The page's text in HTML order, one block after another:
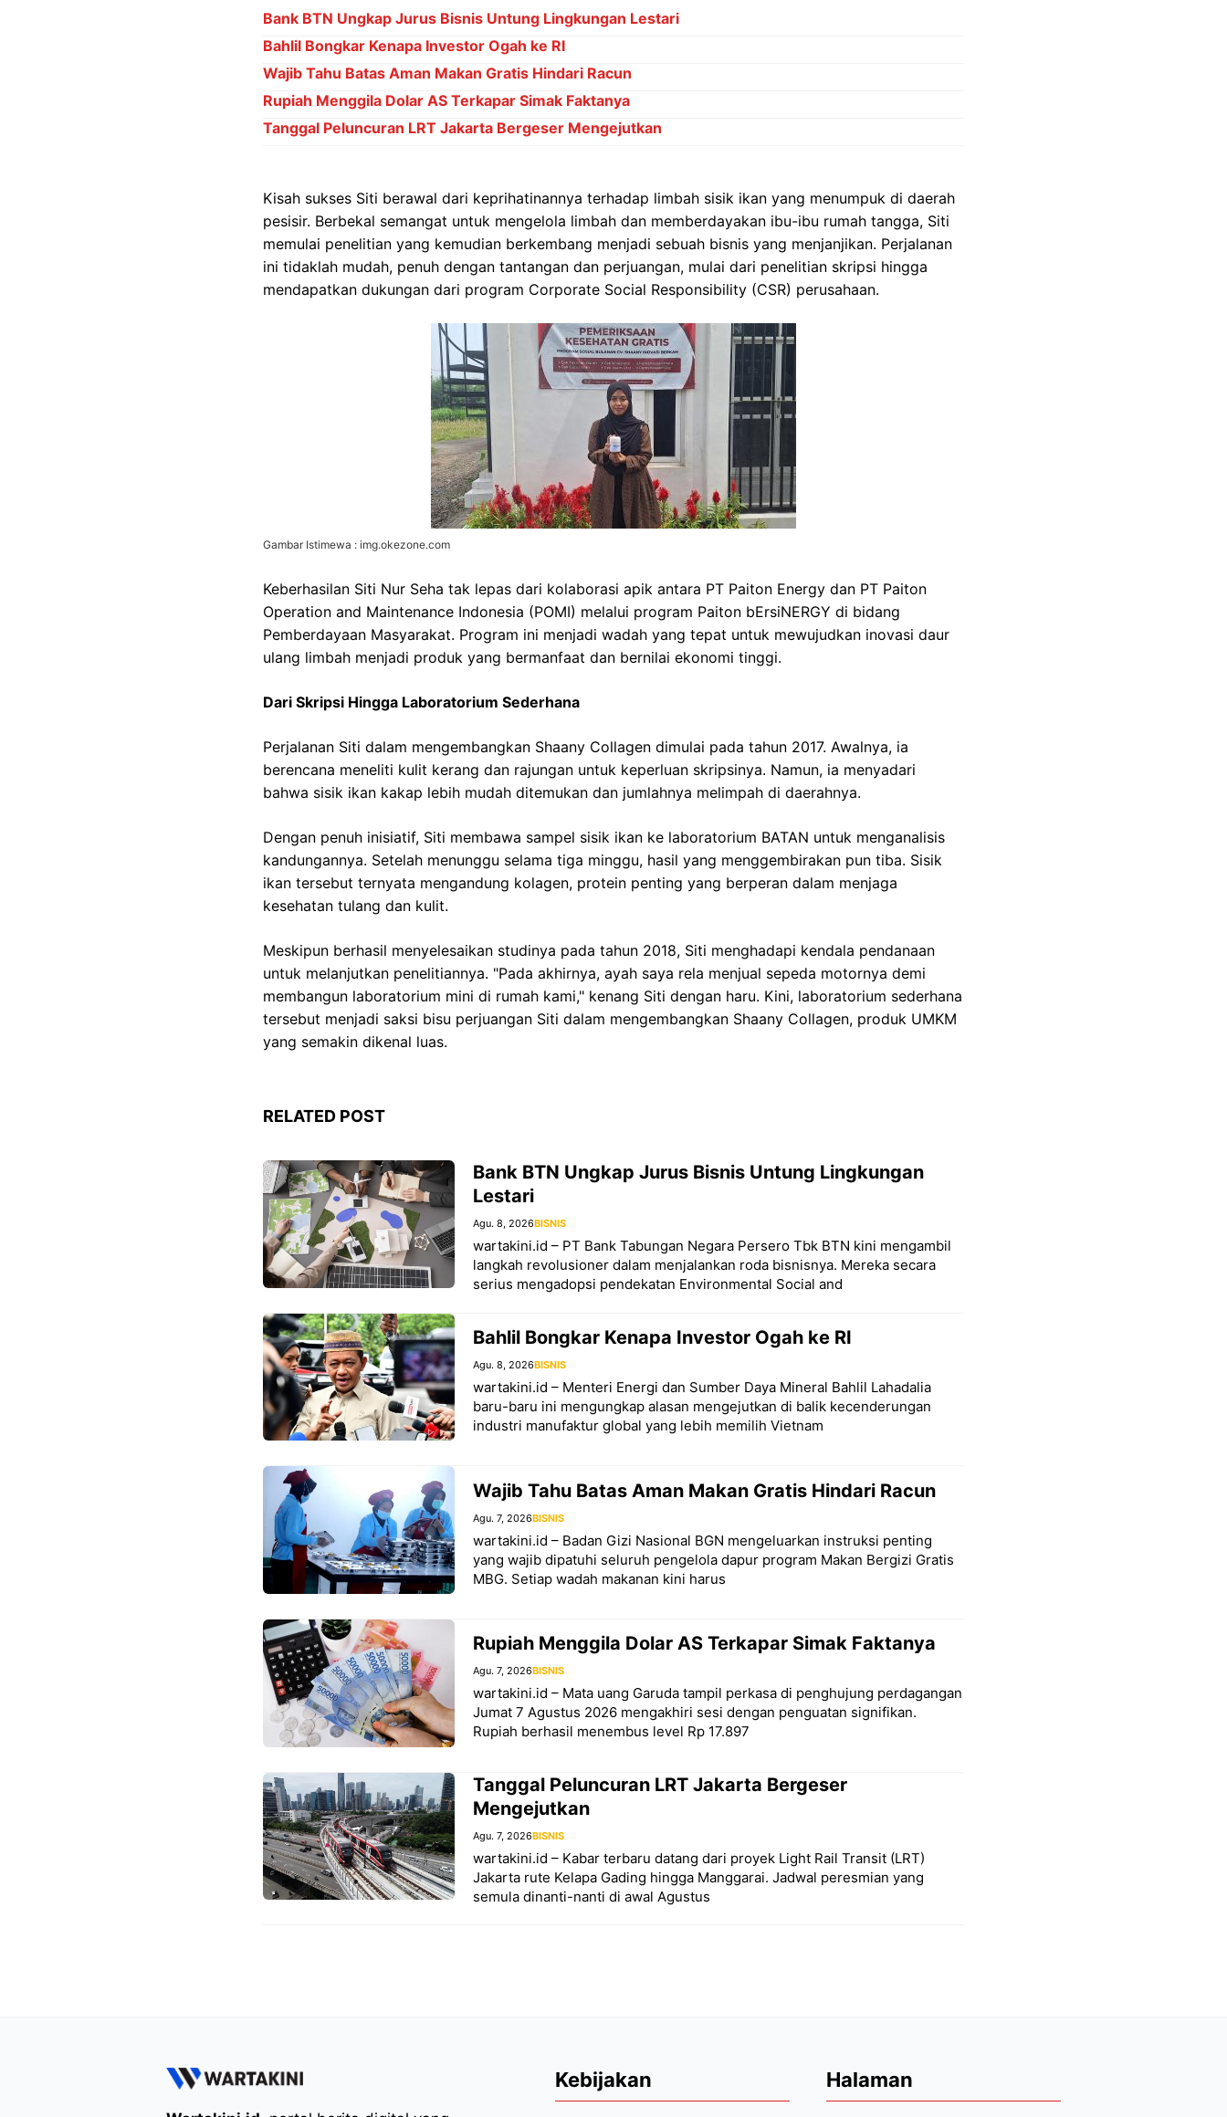
Bank BTN Ungkap Jurus Bisnis Untung Lingkungan Lestari
Bahlil Bongkar Kenapa Investor Ogah ke RI
Wajib Tahu Batas Aman Makan Gratis Hindari Racun
Rupiah Menggila Dolar AS Terkapar Simak Faktanya
Tanggal Peluncuran LRT Jakarta Bergeser Mengejutkan
Kisah sukses Siti berawal dari keprihatinannya terhadap limbah sisik ikan yang menumpuk di daerah
pesisir. Berbekal semangat untuk mengelola limbah dan memberdayakan ibu-ibu rumah tangga, Siti
memulai penelitian yang kemudian berkembang menjadi sebuah bisnis yang menjanjikan. Perjalanan
ini tidaklah mudah, penuh dengan tantangan dan perjuangan, mulai dari penelitian skripsi hingga
mendapatkan dukungan dari program Corporate Social Responsibility (CSR) perusahaan.
Gambar Istimewa : img.okezone.com
Keberhasilan Siti Nur Seha tak lepas dari kolaborasi apik antara PT Paiton Energy dan PT Paiton
Operation and Maintenance Indonesia (POMI) melalui program Paiton bErsiNERGY di bidang
Pemberdayaan Masyarakat. Program ini menjadi wadah yang tepat untuk mewujudkan inovasi daur
ulang limbah menjadi produk yang bermanfaat dan bernilai ekonomi tinggi.
Dari Skripsi Hingga Laboratorium Sederhana
Perjalanan Siti dalam mengembangkan Shaany Collagen dimulai pada tahun 2017. Awalnya, ia
berencana meneliti kulit kerang dan rajungan untuk keperluan skripsinya. Namun, ia menyadari
bahwa sisik ikan kakap lebih mudah ditemukan dan jumlahnya melimpah di daerahnya.
Dengan penuh inisiatif, Siti membawa sampel sisik ikan ke laboratorium BATAN untuk menganalisis
kandungannya. Setelah menunggu selama tiga minggu, hasil yang menggembirakan pun tiba. Sisik
ikan tersebut ternyata mengandung kolagen, protein penting yang berperan dalam menjaga
kesehatan tulang dan kulit.
Meskipun berhasil menyelesaikan studinya pada tahun 2018, Siti menghadapi kendala pendanaan
untuk melanjutkan penelitiannya. "Pada akhirnya, ayah saya rela menjual sepeda motornya demi
membangun laboratorium mini di rumah kami," kenang Siti dengan haru. Kini, laboratorium sederhana
tersebut menjadi saksi bisu perjuangan Siti dalam mengembangkan Shaany Collagen, produk UMKM
yang semakin dikenal luas.
RELATED POST
Bank BTN Ungkap Jurus Bisnis Untung Lingkungan
Lestari
Agu. 8, 2026BISNIS
wartakini.id – PT Bank Tabungan Negara Persero Tbk BTN kini mengambil
langkah revolusioner dalam menjalankan roda bisnisnya. Mereka secara
serius mengadopsi pendekatan Environmental Social and
Bahlil Bongkar Kenapa Investor Ogah ke RI
Agu. 8, 2026BISNIS
wartakini.id – Menteri Energi dan Sumber Daya Mineral Bahlil Lahadalia
baru-baru ini mengungkap alasan mengejutkan di balik kecenderungan
industri manufaktur global yang lebih memilih Vietnam
Wajib Tahu Batas Aman Makan Gratis Hindari Racun
Agu. 7, 2026BISNIS
wartakini.id – Badan Gizi Nasional BGN mengeluarkan instruksi penting
yang wajib dipatuhi seluruh pengelola dapur program Makan Bergizi Gratis
MBG. Setiap wadah makanan kini harus
Rupiah Menggila Dolar AS Terkapar Simak Faktanya
Agu. 7, 2026BISNIS
wartakini.id – Mata uang Garuda tampil perkasa di penghujung perdagangan
Jumat 7 Agustus 2026 mengakhiri sesi dengan penguatan signifikan.
Rupiah berhasil menembus level Rp 17.897
Tanggal Peluncuran LRT Jakarta Bergeser
Mengejutkan
Agu. 7, 2026BISNIS
wartakini.id – Kabar terbaru datang dari proyek Light Rail Transit (LRT)
Jakarta rute Kelapa Gading hingga Manggarai. Jadwal peresmian yang
semula dinanti-nanti di awal Agustus
Kebijakan Halaman